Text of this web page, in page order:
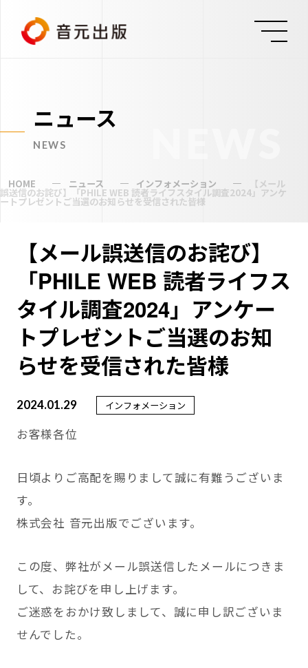
ニュース
NEWS
HOME ニュース インフォメーション 【メール
誤送信のお詫び】「PHILE WEB 読者ライフスタイル調査2024」アンケ
ートプレゼントご当選のお知らせを受信された皆様
【メール誤送信のお詫び】
「PHILE WEB 読者ライフス
タイル調査2024」アンケー
トプレゼントご当選のお知
らせを受信された皆様
2024.01.29 インフォメーション
お客様各位
日頃よりご高配を賜りまして誠に有難うございま
す。
株式会社 音元出版でございます。
この度、弊社がメール誤送信したメールにつきま
して、お詫びを申し上げます。
ご迷惑をおかけ致しまして、誠に申し訳ございま
せんでした。